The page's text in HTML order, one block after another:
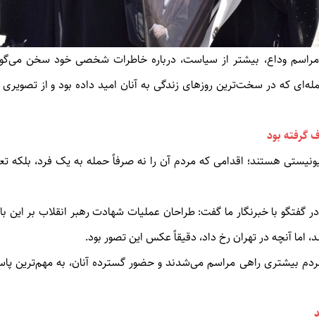
وداع، بیشتر از سیاست، درباره خاطرات شخصی خود سخن
که در سخت‌ترین روزهای زندگی به آنان امید داده بود و از تصویری
گرفته بود
هستند؛ اقدامی که مردم آن را نه صرفاً حمله به یک فرد،
با خبرنگار ما گفت: طراحان عملیات شهادت رهبر انقلاب بر این
اما آنچه در تهران رخ داد، دقیقاً عکس این تصور بود.
بیشتری راهی مراسم می‌شدند و حضور گسترده آنان، به مهم‌ترین